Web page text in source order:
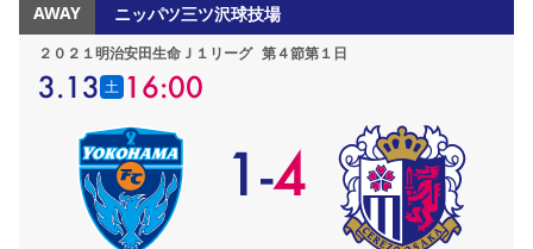
AWAY ニッパツ三ツ沢球技場
２０２１明治安田生命Ｊ１リーグ 第４節第１日
3.13 土 16:00
1-4